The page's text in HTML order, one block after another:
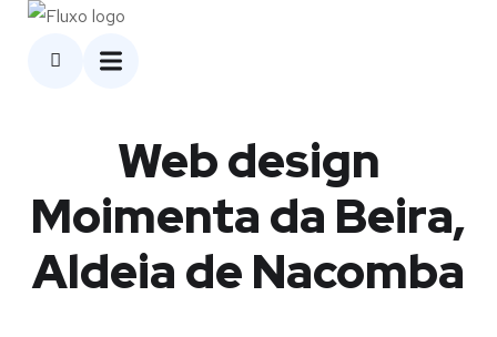
Web design
Moimenta da Beira,
Aldeia de Nacomba